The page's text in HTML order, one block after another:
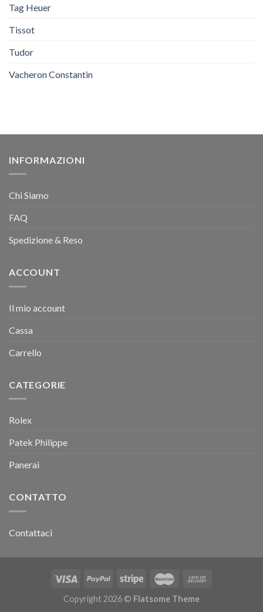
Tag Heuer
Tissot
Tudor
Vacheron Constantin
INFORMAZIONI
Chi Siamo
FAQ
Spedizione & Reso
ACCOUNT
Il mio account
Cassa
Carrello
CATEGORIE
Rolex
Patek Philippe
Panerai
CONTATTO
Contattaci
Copyright 2026 © Flatsome Theme